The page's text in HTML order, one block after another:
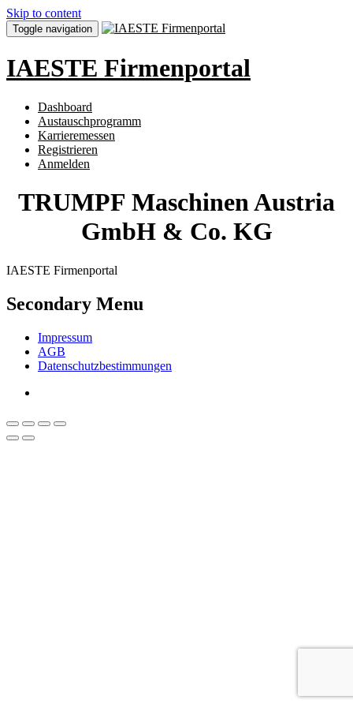
Skip to content
Toggle navigation
IAESTE Firmenportal
Dashboard
Austauschprogramm
Karrieremessen
Registrieren
Anmelden
TRUMPF Maschinen Austria
GmbH & Co. KG
IAESTE Firmenportal
Secondary Menu
Impressum
AGB
Datenschutzbestimmungen